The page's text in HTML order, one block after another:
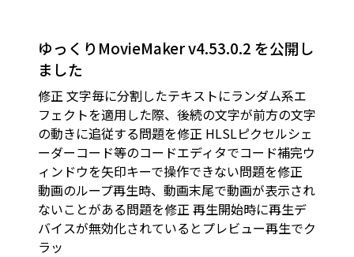
ゆっくりMovieMaker v4.53.0.2 を公開し
ました
修正 文字毎に分割したテキストにランダム系エ
フェクトを適用した際、後続の文字が前方の文字
の動きに追従する問題を修正 HLSLピクセルシェ
ーダーコード等のコードエディタでコード補完ウ
ィンドウを矢印キーで操作できない問題を修正
動画のループ再生時、動画末尾で動画が表示され
ないことがある問題を修正 再生開始時に再生デ
バイスが無効化されているとプレビュー再生でク
ラッ